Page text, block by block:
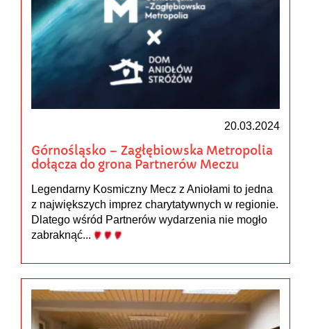
20.03.2024
Górnośląsko – Zagłębiowska Metropolia
dołącza do grona Partnerów Meczu
Legendarny Kosmiczny Mecz z Aniołami to jedna
z największych imprez charytatywnych w regionie.
Dlatego wśród Partnerów wydarzenia nie mogło
zabraknąć...